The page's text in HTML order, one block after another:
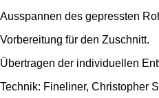
Ausspannen des gepressten
Vorbereitung für den Zuschnitt.
Übertragen der individuellen
Technik: Fineliner, Christopher